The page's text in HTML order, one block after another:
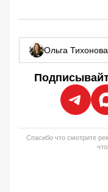
Ольга Тихонова
Спасибо что смотрите